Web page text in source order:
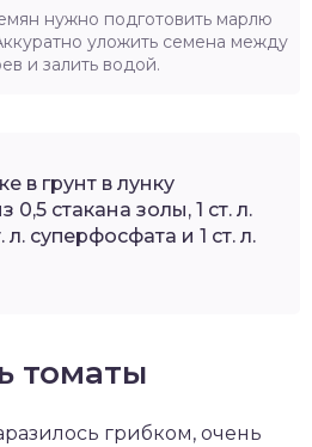
нужно подготовить марлю
уложить семена между
и залить водой.
в грунт в лунку
0,5 стакана золы, 1 ст. л.
суперфосфата и 1 ст. л.
томаты
грибком, очень